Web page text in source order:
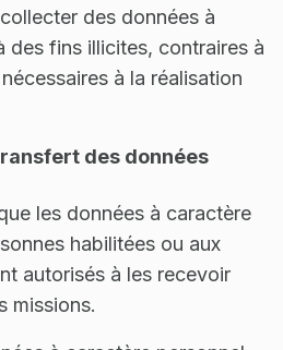
des données à
des fins illicites, contraires à
à la réalisation
des données
les données à caractère
habilitées ou aux
autorisés à les recevoir
missions.